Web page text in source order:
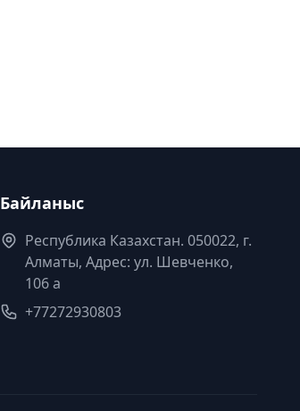
Байланыс
Республика Казахстан. 050022, г.
Алматы, Адрес: ул. Шевченко,
106 а
+77272930803